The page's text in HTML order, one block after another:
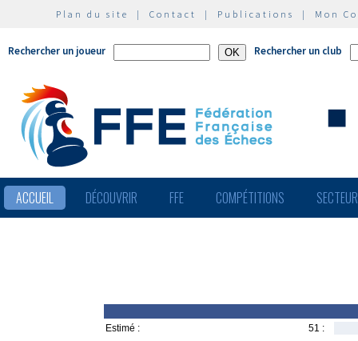
Plan du site | Contact | Publications | Mon
Rechercher un joueur Rechercher un club
ACCUEIL DÉCOUVRIR FFE COMPÉTITIONS
Estimé :
51 :